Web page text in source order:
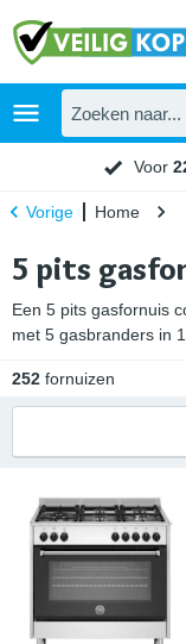
Voor
Vorige Home
5 pits
Een 5 pits gasfornuis
met 5 gasbranders in
nauwkeurig en intuïtief
gasfornuizen over
een gezonde en
5-pits gasfornuis heb
252 fornuizen